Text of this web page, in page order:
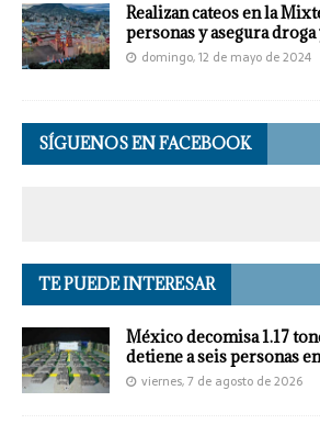
Realizan cateos en la
personas y asegura droga
domingo, 12 de mayo de 2024
SÍGUENOS EN FACEBOOK
TE PUEDE INTERESAR
México decomisa 1.17
detiene a seis personas
viernes, 7 de agosto de 2026